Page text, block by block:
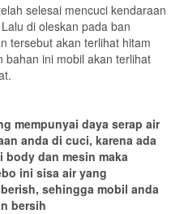
selesai mencuci kendaraan
di oleskan pada ban
tersebut akan terlihat hitam
bahan ini mobil akan terlihat
mempunyai daya serap air
anda di cuci, karena ada
body dan mesin maka
ini sisa air yang
sehingga mobil anda
bersih